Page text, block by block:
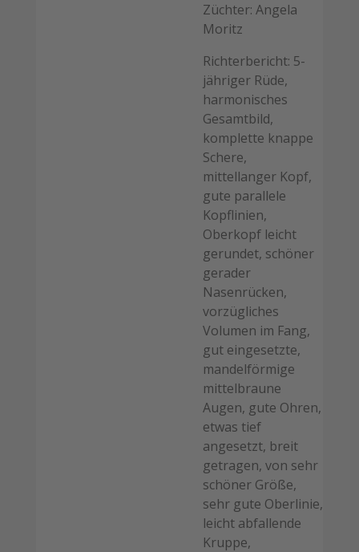
Züchter: Angela
Moritz
Richterbericht: 5-
jähriger Rüde,
harmonisches
Gesamtbild,
komplette knappe
Schere,
mittellanger Kopf,
gute parallele
Kopflinien,
Oberkopf leicht
gerundet, schöner
gerader
Nasenrücken,
vorzügliches
Volumen im Fang,
gut eingesetzte,
mandelförmige
mittelbraune
Augen, gute Ohren,
etwas tief
angesetzt, breit
getragen, von sehr
schöner Größe,
sehr gute Oberlinie,
leicht abfallende
Kruppe,